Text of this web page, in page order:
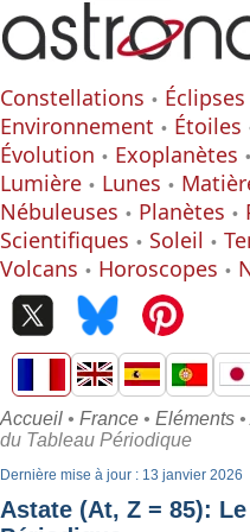
Constellations Éclipses
Environnement
Étoiles
Évolution
Exoplanètes
Lumière
Lunes
Nébuleuses
Planètes
Scientifiques
Soleil
Volcans
Horoscopes
Accueil • France • Eléments
du Tableau Périodique
Dernière mise à jour : 13 janvier 2026
Astate (At, Z = 85):